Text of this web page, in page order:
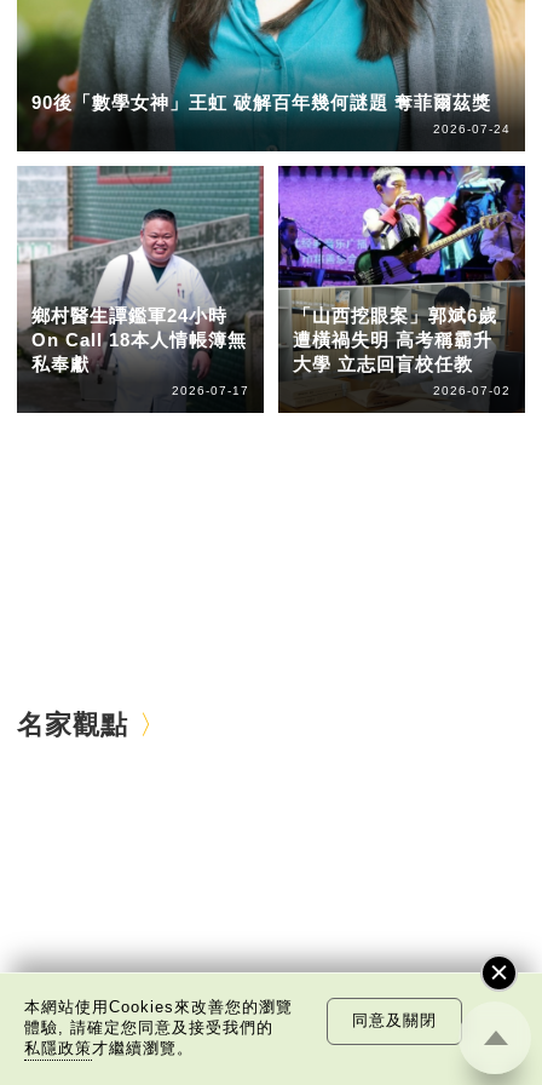
90後「數學女神」王虹 破解百年幾何謎題 奪菲爾茲獎
2026-07-24
鄉村醫生譚鑑軍24小時
On Call 18本人情帳簿無
私奉獻
2026-07-17
「山西挖眼案」郭斌6歲
遭橫禍失明 高考稱霸升
大學 立志回盲校任教
2026-07-02
名家觀點
本網站使用Cookies來改善您的瀏覽
體驗, 請確定您同意及接受我們的
私隱政策才繼續瀏覽。
同意及關閉